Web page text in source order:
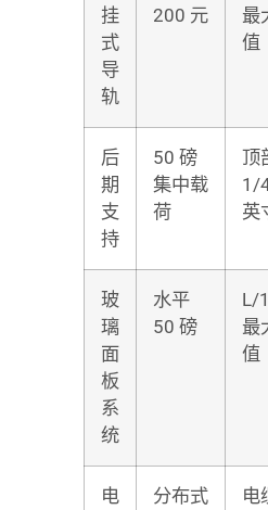
挂
式
导
轨
200 元
最
值
后
期
支
持
50 磅
集中载
荷
顶
1/
英
玻
璃
面
板
系
统
水平
50 磅
L/
最
值
电
分布式
电